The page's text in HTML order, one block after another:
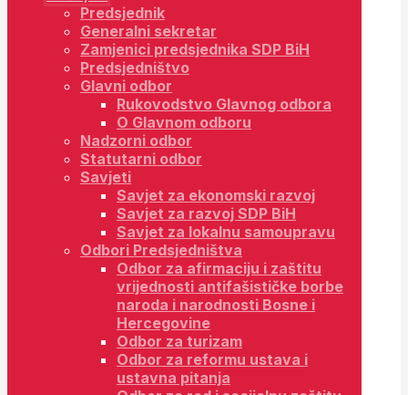
Predsjednik
Generalni sekretar
Zamjenici predsjednika SDP BiH
Predsjedništvo
Glavni odbor
Rukovodstvo Glavnog odbora
O Glavnom odboru
Nadzorni odbor
Statutarni odbor
Savjeti
Savjet za ekonomski razvoj
Savjet za razvoj SDP BiH
Savjet za lokalnu samoupravu
Odbori Predsjedništva
Odbor za afirmaciju i zaštitu
vrijednosti antifašističke borbe
naroda i narodnosti Bosne i
Hercegovine
Odbor za turizam
Odbor za reformu ustava i
ustavna pitanja